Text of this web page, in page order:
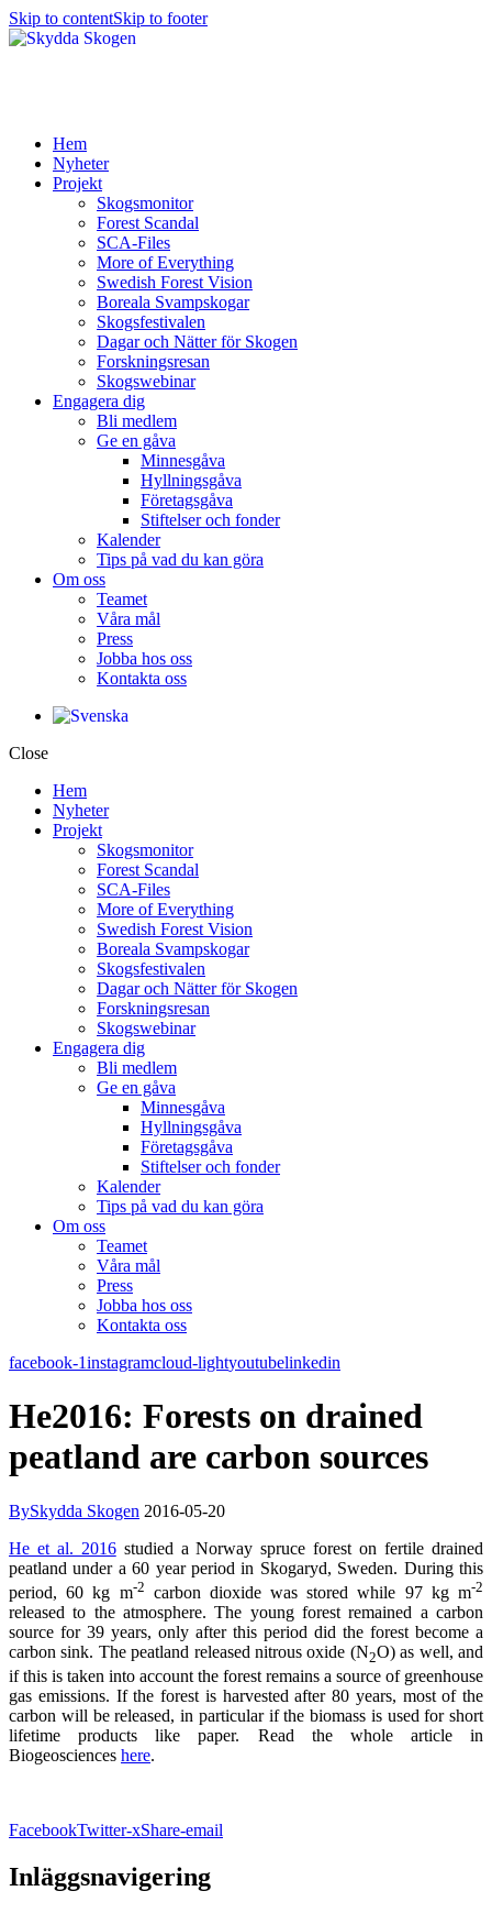
Skip to contentSkip to footer
Hem
Nyheter
Projekt
Skogsmonitor
Forest Scandal
SCA-Files
More of Everything
Swedish Forest Vision
Boreala Svampskogar
Skogsfestivalen
Dagar och Nätter för Skogen
Forskningsresan
Skogswebinar
Engagera dig
Bli medlem
Ge en gåva
Minnesgåva
Hyllningsgåva
Företagsgåva
Stiftelser och fonder
Kalender
Tips på vad du kan göra
Om oss
Teamet
Våra mål​
Press
Jobba hos oss
Kontakta oss
Close
Hem
Nyheter
Projekt
Skogsmonitor
Forest Scandal
SCA-Files
More of Everything
Swedish Forest Vision
Boreala Svampskogar
Skogsfestivalen
Dagar och Nätter för Skogen
Forskningsresan
Skogswebinar
Engagera dig
Bli medlem
Ge en gåva
Minnesgåva
Hyllningsgåva
Företagsgåva
Stiftelser och fonder
Kalender
Tips på vad du kan göra
Om oss
Teamet
Våra mål​
Press
Jobba hos oss
Kontakta oss
facebook-1instagramcloud-lightyoutubelinkedin
He2016: Forests on drained
peatland are carbon sources
BySkydda Skogen 2016-05-20
He et al. 2016studied a Norway spruce forest on fertile drained
peatland under a 60 year period in Skogaryd, Sweden. During this
period, 60 kg m-2 carbon dioxide was stored while 97 kg m-2
released to the atmosphere. The young forest remained a carbon
source for 39 years, only after this period did the forest become a
carbon sink. The peatland released nitrous oxide (N2O) as well, and
if this is taken into account the forest remains a source of greenhouse
gas emissions. If the forest is harvested after 80 years, most of the
carbon will be released, in particular if the biomass is used for short
lifetime products like paper. Read the whole article in
Biogeosciences here.
FacebookTwitter-xShare-email
Inläggsnavigering